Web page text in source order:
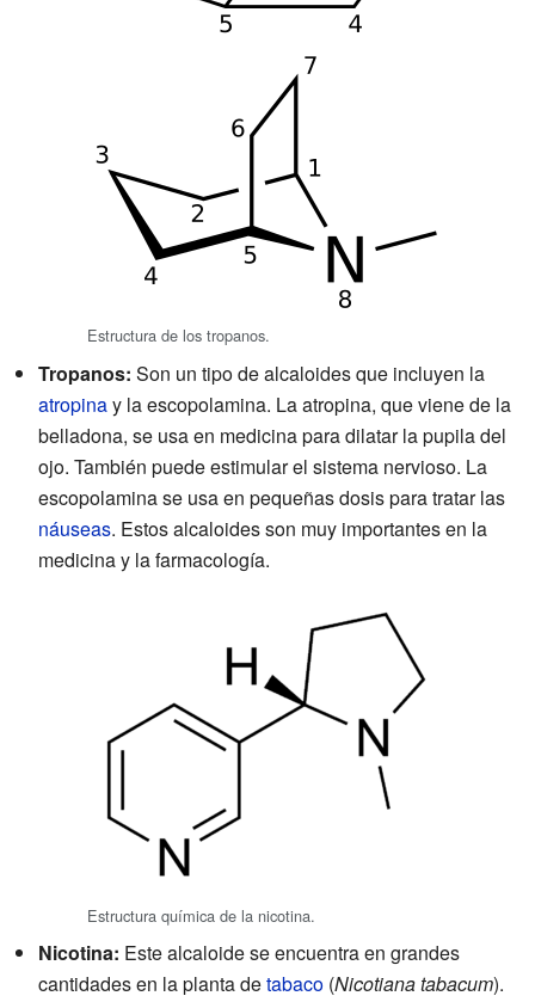
Estructura de los tropanos.
Tropanos: Son un tipo de alcaloides que incluyen la
atropinay la escopolamina. La atropina, que viene de la
belladona, se usa en medicina para dilatar la pupila del
ojo. También puede estimular el sistema nervioso. La
escopolamina se usa en pequeñas dosis para tratar las
náuseas. Estos alcaloides son muy importantes en la
medicina y la farmacología.
Estructura química de la nicotina.
Nicotina: Este alcaloide se encuentra en grandes
cantidades en la planta detabaco (Nicotiana tabacum).